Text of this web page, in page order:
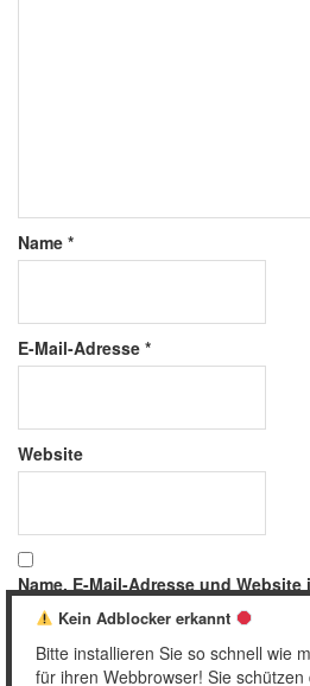
Name *
E-Mail-Adresse *
Website
Name, E-Mail-Adresse und
meinen nächsten Kommentar
Kein Adblocker erkannt
Bitte installieren Sie so schnell wie
für ihren Webbrowser! Sie